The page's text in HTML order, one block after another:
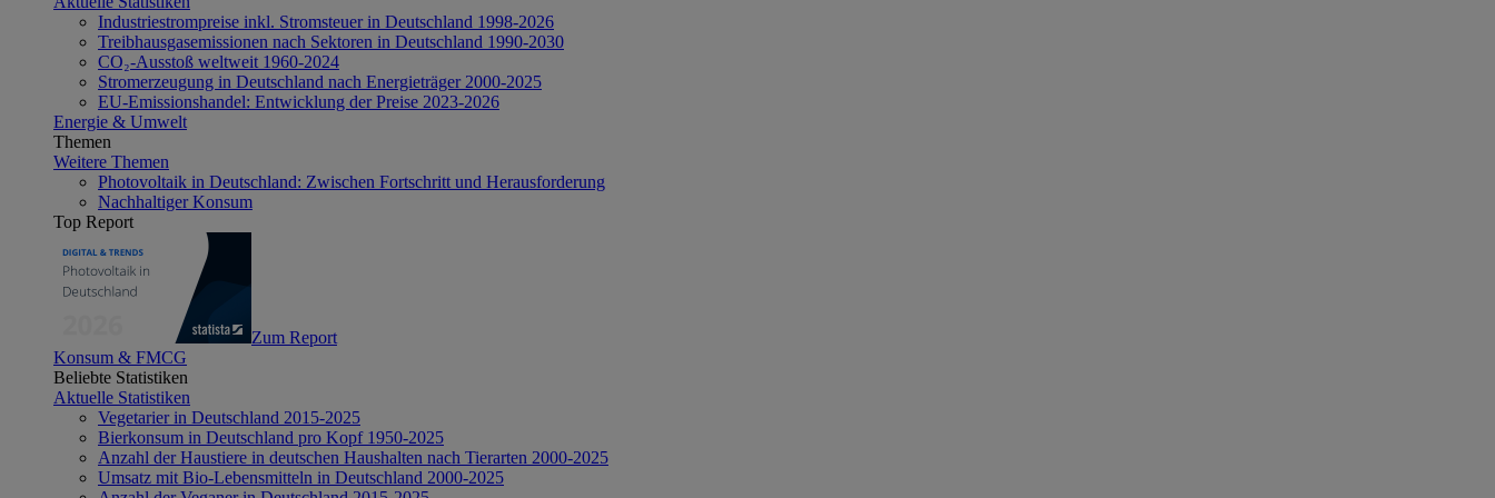
Industriestrompreise inkl. Stromsteuer in Deutschland 1998-2026
Treibhausgasemissionen nach Sektoren in Deutschland 1990-2030
CO₂-Ausstoß weltweit 1960-2024
Stromerzeugung in Deutschland nach Energieträger 2000-2025
EU-Emissionshandel: Entwicklung der Preise 2023-2026
Energie & Umwelt
Themen
Weitere Themen
Photovoltaik in Deutschland: Zwischen Fortschritt und Herausforderung
Nachhaltiger Konsum
Top Report
Zum Report
Konsum & FMCG
Beliebte Statistiken
Aktuelle Statistiken
Vegetarier in Deutschland 2015-2025
Bierkonsum in Deutschland pro Kopf 1950-2025
Anzahl der Haustiere in deutschen Haushalten nach Tierarten 2000-2025
Umsatz mit Bio-Lebensmitteln in Deutschland 2000-2025